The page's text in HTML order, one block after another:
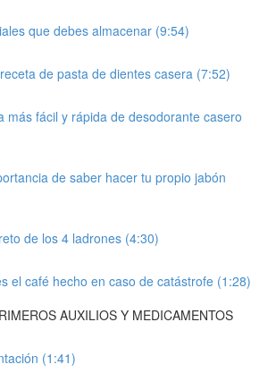
que debes almacenar (9:54)
de pasta de dientes casera (7:52)
más fácil y rápida de desodorante casero
de saber hacer tu propio jabón
de los 4 ladrones (4:30)
el café hecho en caso de catástrofe (1:28)
AUXILIOS Y MEDICAMENTOS
(1:41)